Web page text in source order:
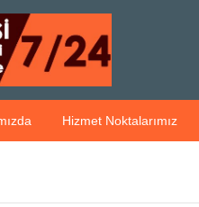
Hizmet Noktalarımız